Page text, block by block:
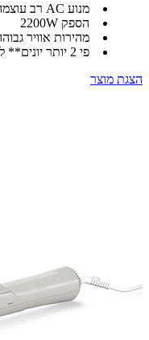
מנוע AC רב עוצמה
הספק 2200W
מהירות אוויר גבוהה עד 130 קמ"ש*
פי 2 יותר יונים** לשיער מבריק
מוצר